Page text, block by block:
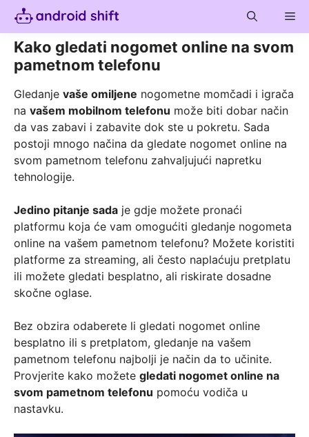
Skip
content
Kako gledati nogomet online na svom
pametnom telefonu
Gledanje vaše omiljene nogometne momčadi i igrača
na vašem mobilnom telefonu može biti dobar način
da vas zabavi i zabavite dok ste u pokretu. Sada
postoji mnogo načina da gledate nogomet online na
svom pametnom telefonu zahvaljujući napretku
tehnologije.
Jedino pitanje sada je gdje možete pronaći
platformu koja će vam omogućiti gledanje nogometa
online na vašem pametnom telefonu? Možete koristiti
platforme za streaming, ali često naplaćuju pretplatu
ili možete gledati besplatno, ali riskirate dosadne
skočne oglase.
Bez obzira odaberete li gledati nogomet online
besplatno ili s pretplatom, gledanje na vašem
pametnom telefonu najbolji je način da to učinite.
Provjerite kako možete gledati nogomet online na
svom pametnom telefonu pomoću vodiča u
nastavku.